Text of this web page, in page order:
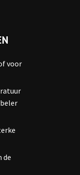
voor
de